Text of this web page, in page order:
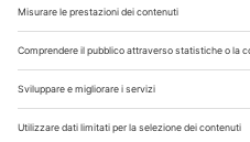
Chi Siamo
Contatti
Note Legali
Privacy